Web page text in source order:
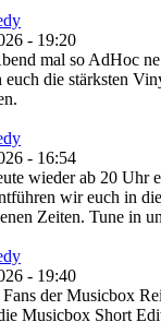
- 19:20
mal so AdHoc
euch die stärksten
- 16:54
wieder ab 20 Uhr
wir euch in
Zeiten. Tune in
- 19:40
der Musicbox
Musicbox Short